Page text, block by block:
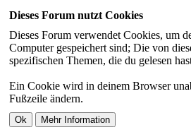
Dieses Forum nutzt Cookies
Dieses Forum verwendet Cookies, um
Computer gespeichert sind; Die von
spezifischen Themen, die du gelesen
Ein Cookie wird in deinem Browser
Fußzeile ändern.